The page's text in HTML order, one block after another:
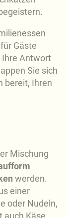
Gäste
Ihre Antwort
Sie sich
bereit, Ihren
Mischung
werden.
einer
oder Nudeln,
auch Käse